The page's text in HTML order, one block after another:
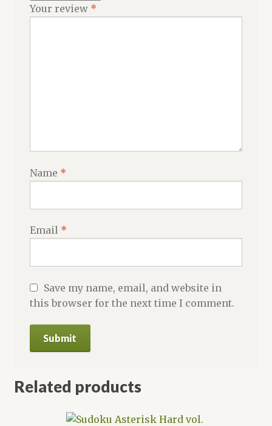
Your review *
Name *
Email *
Save my name, email, and website in
this browser for the next time I comment.
Related products